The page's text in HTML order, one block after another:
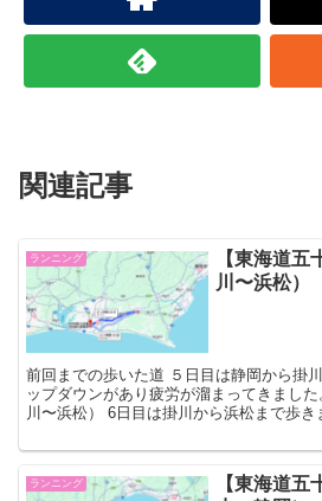
関連記事
ランニング
【東海道五
川〜浜松）
前回までの歩いた道 ５日目は静岡から掛
ップダウンがあり疲労が溜まってきまし
川〜浜松） 6日目は掛川から浜松まで歩き
ランニング
【東海道五